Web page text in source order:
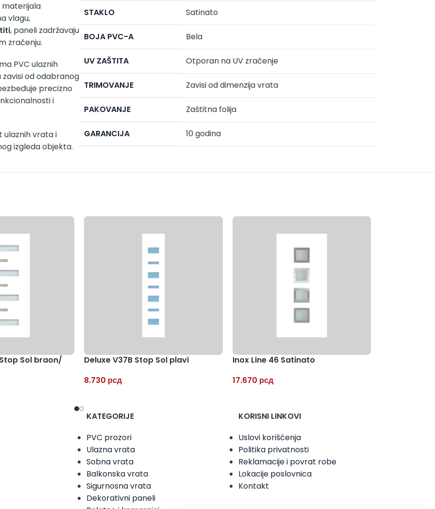
materijala
vlagu,
, paneli zadržavaju
zračenju.
PVC ulaznih
od odabranog
precizno
i
ulaznih vrata i
izgleda objekta.
STAKLO Satinato
BOJA PVC-A Bela
UV ZAŠTITA Otporan na UV zračenje
TRIMOVANJE Zavisi od dimenzija vrata
PAKOVANJE Zaštitna folija
GARANCIJA 10 godina
Sol braon/
Deluxe V37B Stop Sol plavi
8.730 рсд
Inox Line 46 Satinato
17.670 рсд
KATEGORIJE
PVC prozori
Ulazna vrata
Sobna vrata
Balkonska vrata
Sigurnosna vrata
Dekorativni paneli
KORISNI LINKOVI
Uslovi korišćenja
Politika privatnosti
Reklamacije i povrat robe
Lokacije poslovnica
Kontakt